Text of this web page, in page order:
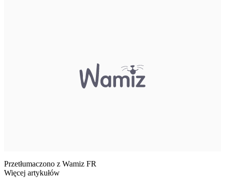
Przetłumaczono z Wamiz FR
Więcej artykułów